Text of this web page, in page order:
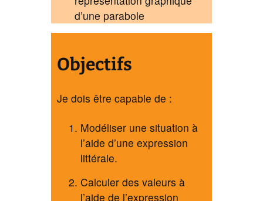
d’une parabole
Objectifs
Je dois être capable de :
Modéliser une situation à
l’aide d’une expression
littérale.
Calculer des valeurs à
l’aide de l’expression